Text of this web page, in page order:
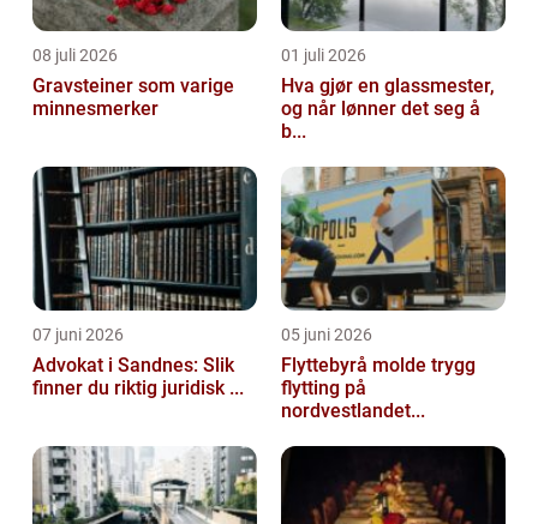
08 juli 2026
Gravsteiner som varige
minnesmerker
01 juli 2026
Hva gjør en glassmester,
og når lønner det seg å
b...
07 juni 2026
Advokat i Sandnes: Slik
finner du riktig juridisk ...
05 juni 2026
Flyttebyrå molde trygg
flytting på
nordvestlandet...